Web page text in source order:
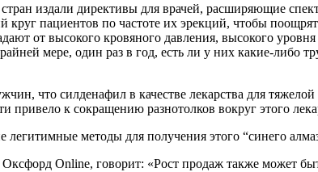
издали директивы для врачей, расширяющие
круг пациентов по частоте их эрекций, чтобы
от высокого кровяного давления, высокого
мере, один раз в год, есть ли у них какие-либо
что силденафил в качестве лекарства для
к сокращению разнотолков вокруг этого
легитимные методы для получения этого “синего
Online, говорит: «Рост продаж также может